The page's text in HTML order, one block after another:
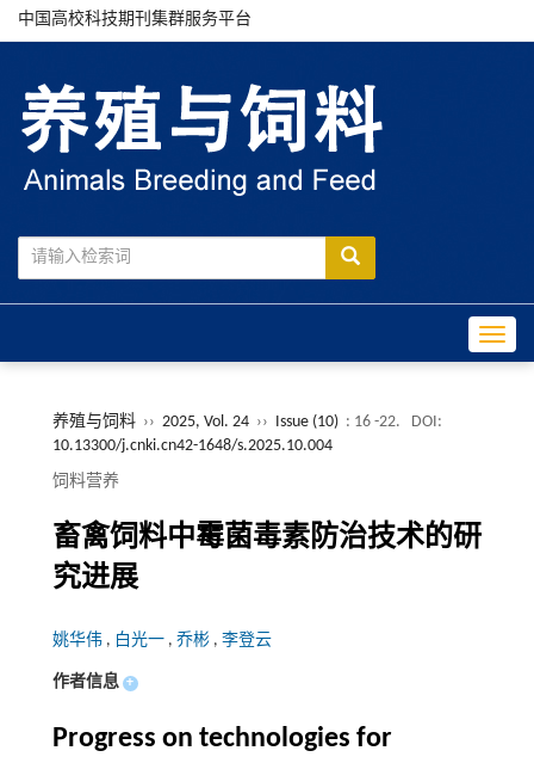
中国高校科技期刊集群服务平台
养殖与饲料 ›› 2025, Vol. 24 ›› Issue (10) : 16 -22.
DOI:
10.13300/j.cnki.cn42-1648/s.2025.10.004
饲料营养
畜禽饲料中霉菌毒素防治技术的研
究进展
姚华伟 , 白光一 , 乔彬 , 李登云
作者信息 +
Progress on technologies for